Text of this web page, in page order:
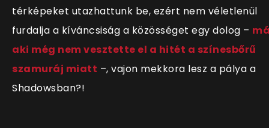
térképeket utazhattunk be, ezért nem véletlenül
furdalja a kíváncsiság a közösséget egy dolog –
aki még nem vesztette el a hitét a színesbőrű
szamuráj miatt –, vajon mekkora lesz a pálya a
Shadowsban?!